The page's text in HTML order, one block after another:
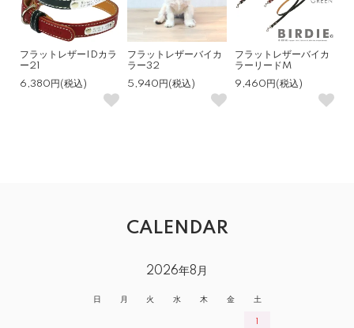
フラットレザーIDカラ
ー21
6,380円(税込)
フラットレザーバイカ
ラー32
5,940円(税込)
フラットレザーバイカ
ラーリードM
9,460円(税込)
CALENDAR
2026年8月
日 月 火 水 木 金 土
1